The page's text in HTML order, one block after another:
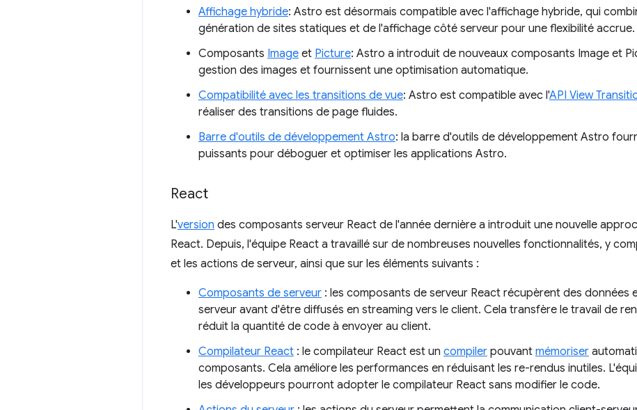
Affichage hybride: Astro est désormais compatible avec l'affichage hybride, qui
génération de sites statiques et de l'affichage côté serveur pour une flexibilité accrue.
Composants Image et Picture: Astro a introduit de nouveaux composants Image et
gestion des images et fournissent une optimisation automatique.
Compatibilité avec les transitions de vue: Astro est compatible avec l'API View
réaliser des transitions de page fluides.
Barre d'outils de développement Astro: la barre d'outils de développement Astro
puissants pour déboguer et optimiser les applications Astro.
React
L'version des composants serveur React de l'année dernière a introduit une nouvelle
React. Depuis, l'équipe React a travaillé sur de nombreuses nouvelles fonctionnalités, y
et les actions de serveur, ainsi que sur les éléments suivants :
Composants de serveur : les composants de serveur React récupèrent des données
serveur avant d'être diffusés en streaming vers le client. Cela transfère le travail de
réduit la quantité de code à envoyer au client.
Compilateur React : le compilateur React est un compiler pouvant mémoriser
composants. Cela améliore les performances en réduisant les re-rendus inutiles.
les développeurs pourront adopter le compilateur React sans modifier le code.